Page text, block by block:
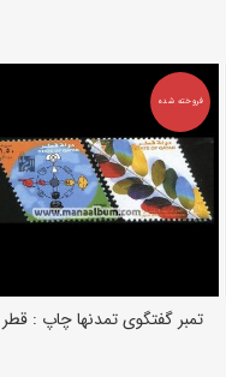
فروخته شده
اطلاعات بیشتر
تمبر گفتگوی تمدنها چاپ : قطر